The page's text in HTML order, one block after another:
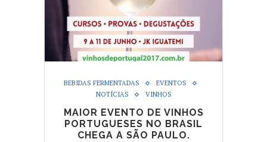
BEBIDAS FERMENTADAS
EVENTOS
NOTÍCIAS
VINHOS
MAIOR EVENTO DE VINHOS
PORTUGUESES NO BRASIL
CHEGA A SÃO PAULO.